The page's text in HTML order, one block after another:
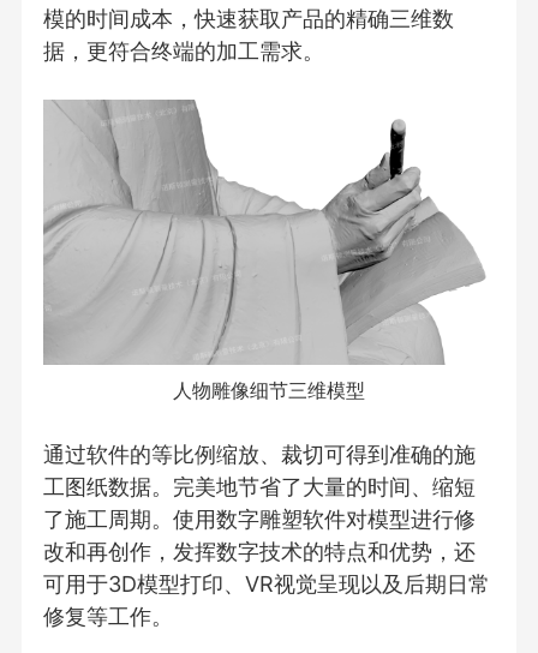
模的时间成本，快速获取产品的精确三维数
据，更符合终端的加工需求。
人物雕像细节三维模型
通过软件的等比例缩放、裁切可得到准确的施
工图纸数据。完美地节省了大量的时间、缩短
了施工周期。使用数字雕塑软件对模型进行修
改和再创作，发挥数字技术的特点和优势，还
可用于3D模型打印、VR视觉呈现以及后期日常
修复等工作。